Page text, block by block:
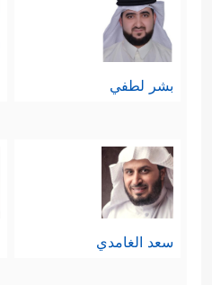
بشر لطفي
سعد الغامدي